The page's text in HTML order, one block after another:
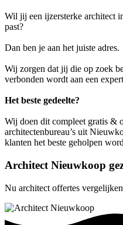
Wil jij een ijzersterke architect
past?
Dan ben je aan het juiste adres.
Wij zorgen dat jij die op zoek
verbonden wordt aan een
Het beste gedeelte?
Wij doen dit compleet gratis &
architectenbureau’s uit
klanten het beste geholpen
Architect Nieuwkoop
Nu architect offertes vergelijken